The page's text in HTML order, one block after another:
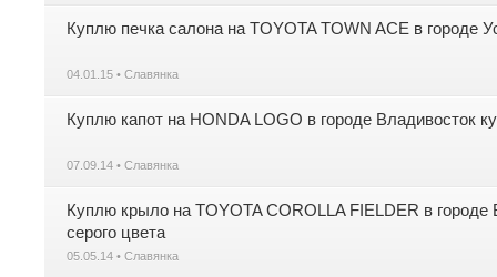
Куплю печка салона на TOYOTA TOWN ACE в городе
04.01.15 • Славянка
Куплю капот на HONDA LOGO в городе Владивосток
07.09.14 • Славянка
Куплю крыло на TOYOTA COROLLA FIELDER в городе
серого цвета
05.05.14 • Славянка